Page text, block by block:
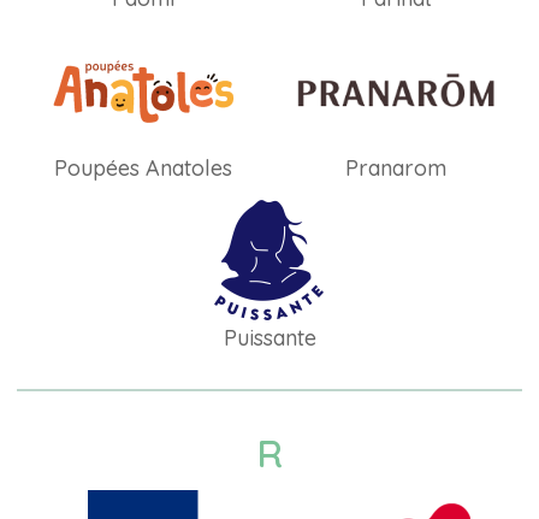
Poupées Anatoles Pranarom
Puissante
R